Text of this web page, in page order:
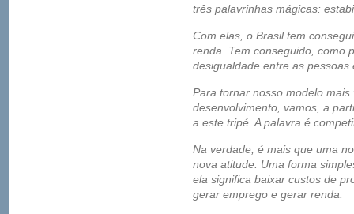
três palavrinhas mágicas:
Com elas, o Brasil tem
renda. Tem conseguido, como
desigualdade entre as pessoas
Para tornar nosso modelo
desenvolvimento, vamos, a
a este tripé. A palavra é
Na verdade, é mais que uma
nova atitude. Uma forma
ela significa baixar custos de
gerar emprego e gerar renda.